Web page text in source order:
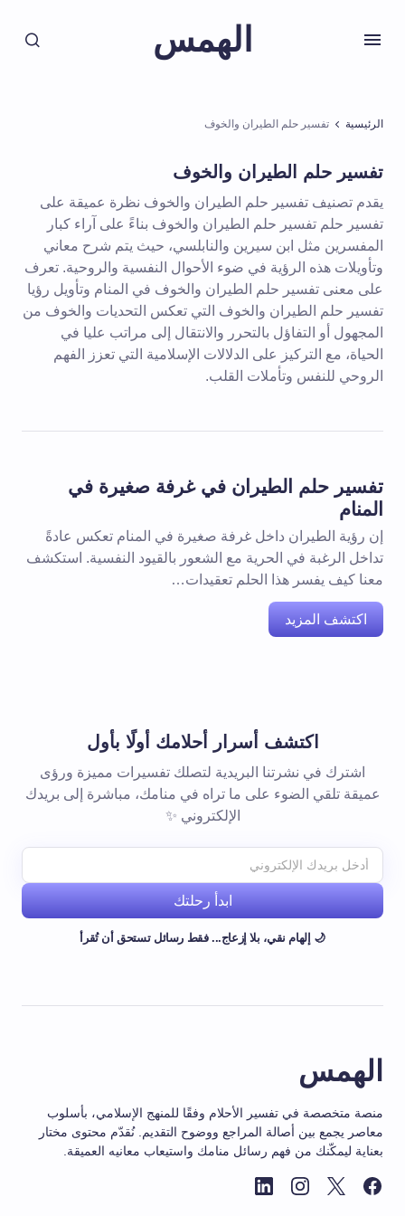
الهمس
الرئيسية تفسير حلم الطيران والخوف
تفسير حلم الطيران والخوف
يقدم تصنيف تفسير حلم الطيران والخوف نظرة عميقة على
تفسير حلم تفسير حلم الطيران والخوف بناءً على آراء كبار
المفسرين مثل ابن سيرين والنابلسي، حيث يتم شرح معاني
وتأويلات هذه الرؤية في ضوء الأحوال النفسية والروحية. تعرف
على معنى تفسير حلم الطيران والخوف في المنام وتأويل رؤيا
تفسير حلم الطيران والخوف التي تعكس التحديات والخوف من
المجهول أو التفاؤل بالتحرر والانتقال إلى مراتب عليا في
الحياة، مع التركيز على الدلالات الإسلامية التي تعزز الفهم
الروحي للنفس وتأملات القلب.
تفسير حلم الطيران في غرفة صغيرة في
المنام
إن رؤية الطيران داخل غرفة صغيرة في المنام تعكس عادةً
تداخل الرغبة في الحرية مع الشعور بالقيود النفسية. استكشف
معنا كيف يفسر هذا الحلم تعقيدات…
اكتشف المزيد
اكتشف أسرار أحلامك أولًا بأول
اشترك في نشرتنا البريدية لتصلك تفسيرات مميزة ورؤى
عميقة تلقي الضوء على ما تراه في منامك، مباشرة إلى بريدك
الإلكتروني ✨
ابدأ رحلتك
🌙 إلهام نقي، بلا إزعاج... فقط رسائل تستحق أن تُقرأ
الهمس
منصة متخصصة في تفسير الأحلام وفقًا للمنهج الإسلامي، بأسلوب
معاصر يجمع بين أصالة المراجع ووضوح التقديم. نُقدّم محتوى مختار
بعناية ليمكّنك من فهم رسائل منامك واستيعاب معانيه العميقة.